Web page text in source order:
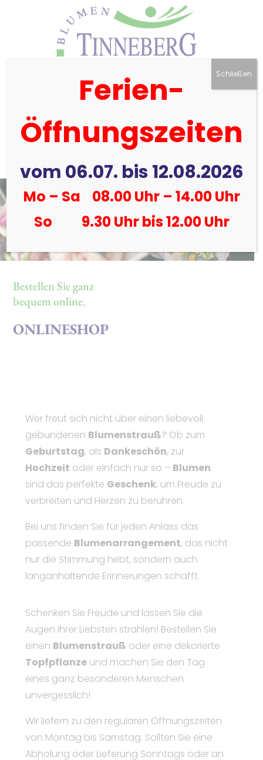
Gärtnerei
Bestellen Sie ganz
bequem online.
ONLINESHOP
Wer freut sich nicht über einen liebevoll
gebundenen Blumenstrauß? Ob zum
Geburtstag, als Dankeschön, zur
Hochzeit oder einfach nur so – Blumen
sind das perfekte Geschenk, um Freude zu
verbreiten und Herzen zu berühren.
Bei uns finden Sie für jeden Anlass das
passende Blumenarrangement, das nicht
nur die Stimmung hebt, sondern auch
langanhaltende Erinnerungen schafft.
Schenken Sie Freude und lassen Sie die
Augen Ihrer Liebsten strahlen! Bestellen Sie
einen Blumenstrauß oder eine dekorierte
Topfpflanze und machen Sie den Tag
eines ganz besonderen Menschen
unvergesslich!
Wir liefern zu den regulären Öffnungszeiten
von Montag bis Samstag. Sollten Sie eine
Abholung oder Lieferung Sonntags oder an
Ferien-
Öffnungszeiten
vom 06.07. bis 12.08.2026
Mo – Sa 08.00 Uhr – 14.00 Uhr
So 9.30 Uhr bis 12.00 Uhr
Schließen